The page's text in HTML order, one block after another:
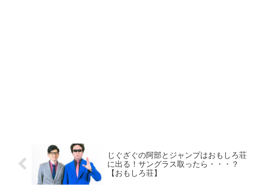
じぐざぐの阿部とジャンプはおもしろ荘
に出る！サングラス取ったら・・・？
【おもしろ荘】